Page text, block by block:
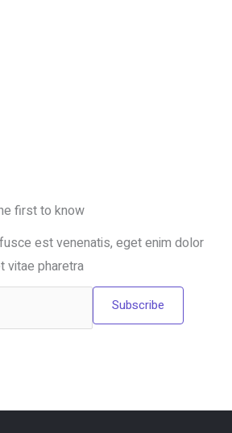
first to know
est venenatis, eget enim dolor
vitae pharetra
Subscribe